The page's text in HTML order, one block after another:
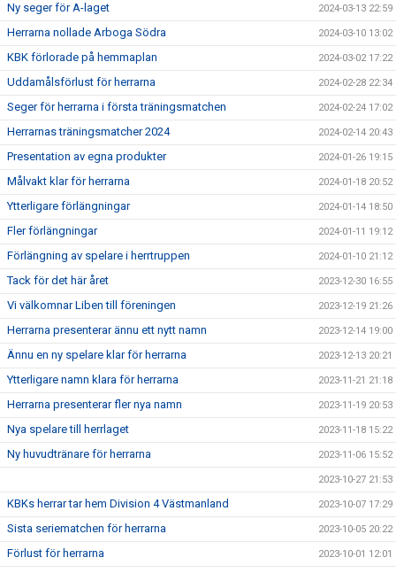
Ny seger för A-laget 2024-03-13 22:59
Herrarna nollade Arboga Södra 2024-03-10 13:02
KBK förlorade på hemmaplan 2024-03-02 17:22
Uddamålsförlust för herrarna 2024-02-28 22:34
Seger för herrarna i första träningsmatchen 2024-02-24 17:02
Herrarnas träningsmatcher 2024 2024-02-14 20:43
Presentation av egna produkter 2024-01-26 19:15
Målvakt klar för herrarna 2024-01-18 20:52
Ytterligare förlängningar 2024-01-14 18:50
Fler förlängningar 2024-01-11 19:12
Förlängning av spelare i herrtruppen 2024-01-10 21:12
Tack för det här året 2023-12-30 16:55
Vi välkomnar Liben till föreningen 2023-12-19 21:26
Herrarna presenterar ännu ett nytt namn 2023-12-14 19:00
Ännu en ny spelare klar för herrarna 2023-12-13 20:21
Ytterligare namn klara för herrarna 2023-11-21 21:18
Herrarna presenterar fler nya namn 2023-11-19 20:53
Nya spelare till herrlaget 2023-11-18 15:22
Ny huvudtränare för herrarna 2023-11-06 15:52
2023-10-27 21:53
KBKs herrar tar hem Division 4 Västmanland 2023-10-07 17:29
Sista seriematchen för herrarna 2023-10-05 20:22
Förlust för herrarna 2023-10-01 12:01